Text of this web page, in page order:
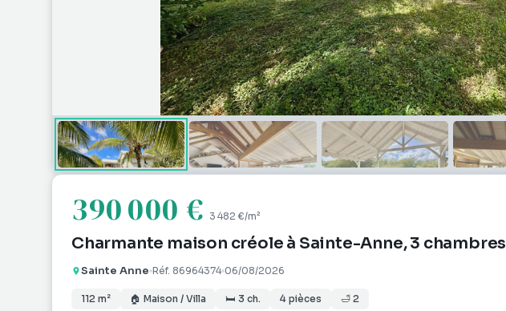
390 000 € 3 482 €/m²
Charmante maison créole à Sainte-Anne, 3 chambres
Sainte Anne Réf. 86964374 06/08/2026
112 m² 🏠 Maison / Villa 🛏 3 ch. 4 pièces 🛁 2